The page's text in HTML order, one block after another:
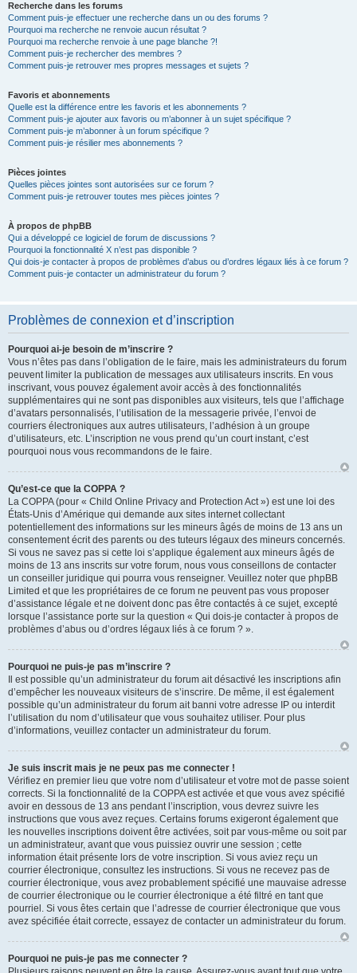
Recherche dans les forums
Comment puis-je effectuer une recherche dans un ou des forums ?
Pourquoi ma recherche ne renvoie aucun résultat ?
Pourquoi ma recherche renvoie à une page blanche ?!
Comment puis-je rechercher des membres ?
Comment puis-je retrouver mes propres messages et sujets ?
Favoris et abonnements
Quelle est la différence entre les favoris et les abonnements ?
Comment puis-je ajouter aux favoris ou m’abonner à un sujet spécifique ?
Comment puis-je m’abonner à un forum spécifique ?
Comment puis-je résilier mes abonnements ?
Pièces jointes
Quelles pièces jointes sont autorisées sur ce forum ?
Comment puis-je retrouver toutes mes pièces jointes ?
À propos de phpBB
Qui a développé ce logiciel de forum de discussions ?
Pourquoi la fonctionnalité X n’est pas disponible ?
Qui dois-je contacter à propos de problèmes d’abus ou d’ordres légaux liés à ce forum ?
Comment puis-je contacter un administrateur du forum ?
Problèmes de connexion et d’inscription
Pourquoi ai-je besoin de m’inscrire ?
Vous n’êtes pas dans l’obligation de le faire, mais les administrateurs du forum
peuvent limiter la publication de messages aux utilisateurs inscrits. En vous
inscrivant, vous pouvez également avoir accès à des fonctionnalités
supplémentaires qui ne sont pas disponibles aux visiteurs, tels que l’affichage
d’avatars personnalisés, l’utilisation de la messagerie privée, l’envoi de
courriers électroniques aux autres utilisateurs, l’adhésion à un groupe
d’utilisateurs, etc. L’inscription ne vous prend qu’un court instant, c’est
pourquoi nous vous recommandons de le faire.
Qu’est-ce que la COPPA ?
La COPPA (pour « Child Online Privacy and Protection Act ») est une loi des
États-Unis d’Amérique qui demande aux sites internet collectant
potentiellement des informations sur les mineurs âgés de moins de 13 ans un
consentement écrit des parents ou des tuteurs légaux des mineurs concernés.
Si vous ne savez pas si cette loi s’applique également aux mineurs âgés de
moins de 13 ans inscrits sur votre forum, nous vous conseillons de contacter
un conseiller juridique qui pourra vous renseigner. Veuillez noter que phpBB
Limited et que les propriétaires de ce forum ne peuvent pas vous proposer
d’assistance légale et ne doivent donc pas être contactés à ce sujet, excepté
lorsque l’assistance porte sur la question « Qui dois-je contacter à propos de
problèmes d’abus ou d’ordres légaux liés à ce forum ? ».
Pourquoi ne puis-je pas m’inscrire ?
Il est possible qu’un administrateur du forum ait désactivé les inscriptions afin
d’empêcher les nouveaux visiteurs de s’inscrire. De même, il est également
possible qu’un administrateur du forum ait banni votre adresse IP ou interdit
l’utilisation du nom d’utilisateur que vous souhaitez utiliser. Pour plus
d’informations, veuillez contacter un administrateur du forum.
Je suis inscrit mais je ne peux pas me connecter !
Vérifiez en premier lieu que votre nom d’utilisateur et votre mot de passe soient
corrects. Si la fonctionnalité de la COPPA est activée et que vous avez spécifié
avoir en dessous de 13 ans pendant l’inscription, vous devrez suivre les
instructions que vous avez reçues. Certains forums exigeront également que
les nouvelles inscriptions doivent être activées, soit par vous-même ou soit par
un administrateur, avant que vous puissiez ouvrir une session ; cette
information était présente lors de votre inscription. Si vous aviez reçu un
courrier électronique, consultez les instructions. Si vous ne recevez pas de
courrier électronique, vous avez probablement spécifié une mauvaise adresse
de courrier électronique ou le courrier électronique a été filtré en tant que
pourriel. Si vous êtes certain que l’adresse de courrier électronique que vous
avez spécifiée était correcte, essayez de contacter un administrateur du forum.
Pourquoi ne puis-je pas me connecter ?